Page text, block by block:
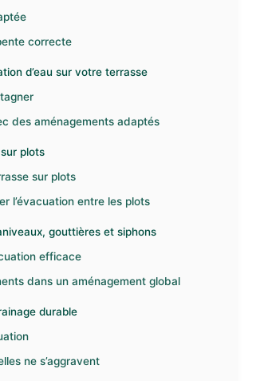
correcte
d’eau sur votre terrasse
des aménagements adaptés
plots
sur plots
l’évacuation entre les plots
gouttières et siphons
efficace
dans un aménagement global
durable
ne s’aggravent